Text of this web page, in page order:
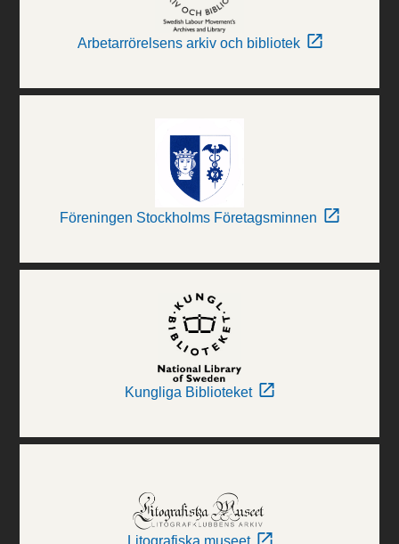
Arbetarrörelsens arkiv och bibliotek
Föreningen Stockholms Företagsminnen
Kungliga Biblioteket